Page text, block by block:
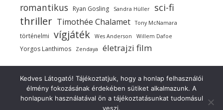
romantikus Ryan Gosling Sandra Hüller sci-fi
thriller Timothée Chalamet Tony McNamara
történelmi vígjáték Wes Anderson Willem Dafoe
Yorgos Lanthimos Zendaya életrajzi film
Copyright 2021-2025 ©
Szerkesztőség
Kedves Látogató! Tájékoztatjuk, hogy a honlap felhasználói
élmény fokozásának érdekében sütiket alkalmazunk. A
honlapunk használatával ön a tájékoztatásunkat tudomásul
veszi.